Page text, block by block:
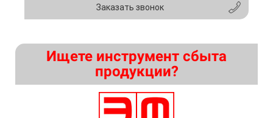
Ищете инструмент сбыта
продукции?
Заказать звонок